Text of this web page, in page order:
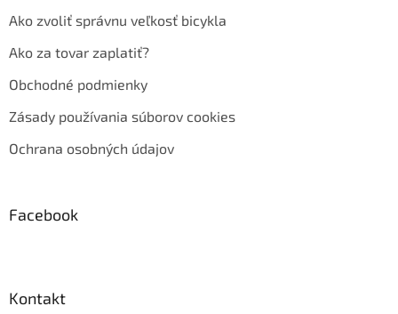
Ako zvoliť správnu veľkosť bicykla
Ako za tovar zaplatiť?
Obchodné podmienky
Zásady používania súborov cookies
Ochrana osobných údajov
Facebook
Kontakt